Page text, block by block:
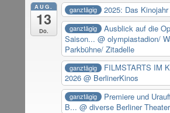
AUG.
13
Do.
ganztägig 2025: Das
ganztägig
Ausblick auf die
Saison...@ olympiastadion/
Parkbühne/ Zitadelle
ganztägig
FILMSTARTS IM
2026@ BerlinerKinos
ganztägig
Premiere und
B...@ diverse Berliner Theater